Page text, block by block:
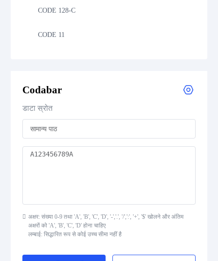
CODE 128-C
CODE 11
CODE 39 Mod 43
CODE 93
Codabar
Standard 2 of 5
MSI Plessey (MSI Mod 10)
Pharmacode
Codabar
डाटा स्रोत
अक्षर: संख्या 0-9 तथा 'A', 'B', 'C', 'D', '-','.', '/',':', '+', '$' खोलने और अंतिम
अक्षरों को 'A', 'B', 'C', 'D' होना चाहिए
लम्बाई: सिद्धारित रूप से कोई उच्च सीमा नहीं है